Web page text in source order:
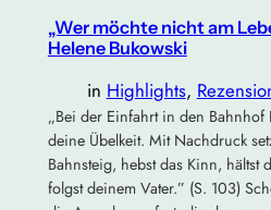
„Wer möchte nicht am
Helene Bukowski
in Highlights,
„Bei der Einfahrt in den
deine Übelkeit. Mit Nachdruck
Bahnsteig, hebst das Kinn, hältst
folgst deinem Vater.” (S. 103)